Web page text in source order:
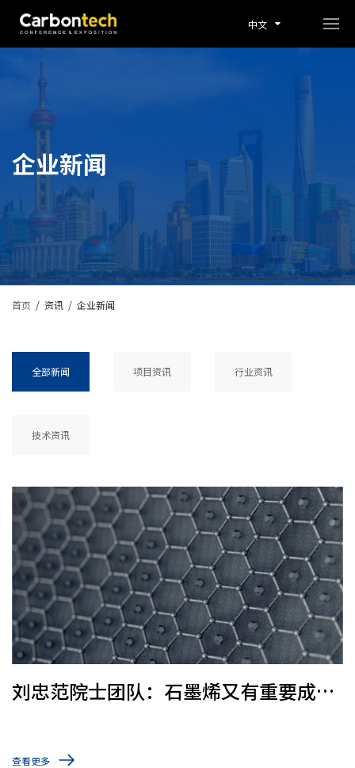
中文
企业新闻
首页 / 资讯 / 企业新闻
全部新闻 项目资讯 行业资讯
技术资讯
刘忠范院士团队：石墨烯又有重要成
查看更多